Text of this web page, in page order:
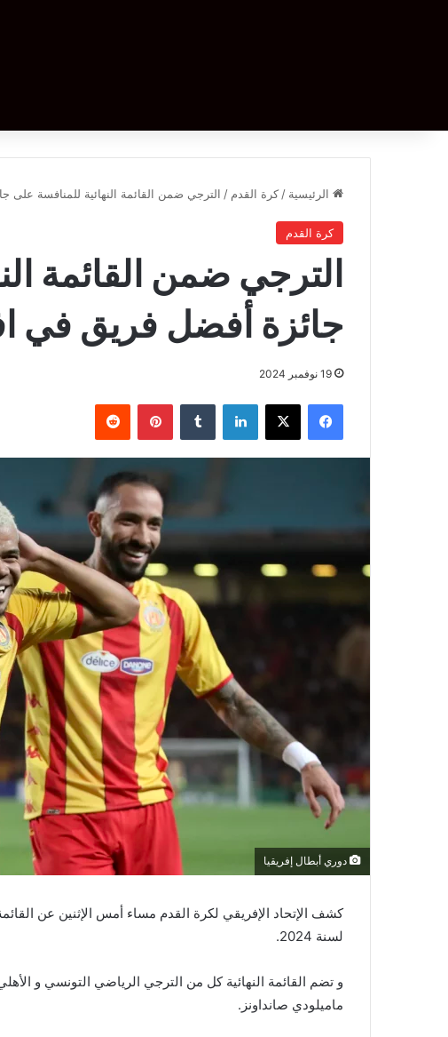
الرئيسية / كرة القدم / الترجي ضمن القائمة النهائية للمنافسة على
كرة القدم
الترجي ضمن القائمة
جائزة أفضل فريق في
19 نوفمبر 2024
فيسبوك ‫X لينكدإن بينتيريست
دوري أبطال إفريقيا
كشف الإتحاد الإفريقي لكرة القدم مساء أمس الإثنين عن
لسنة 2024.
و تضم القائمة النهائية كل من الترجي الرياضي التونسي و
ماميلودي صانداونز.